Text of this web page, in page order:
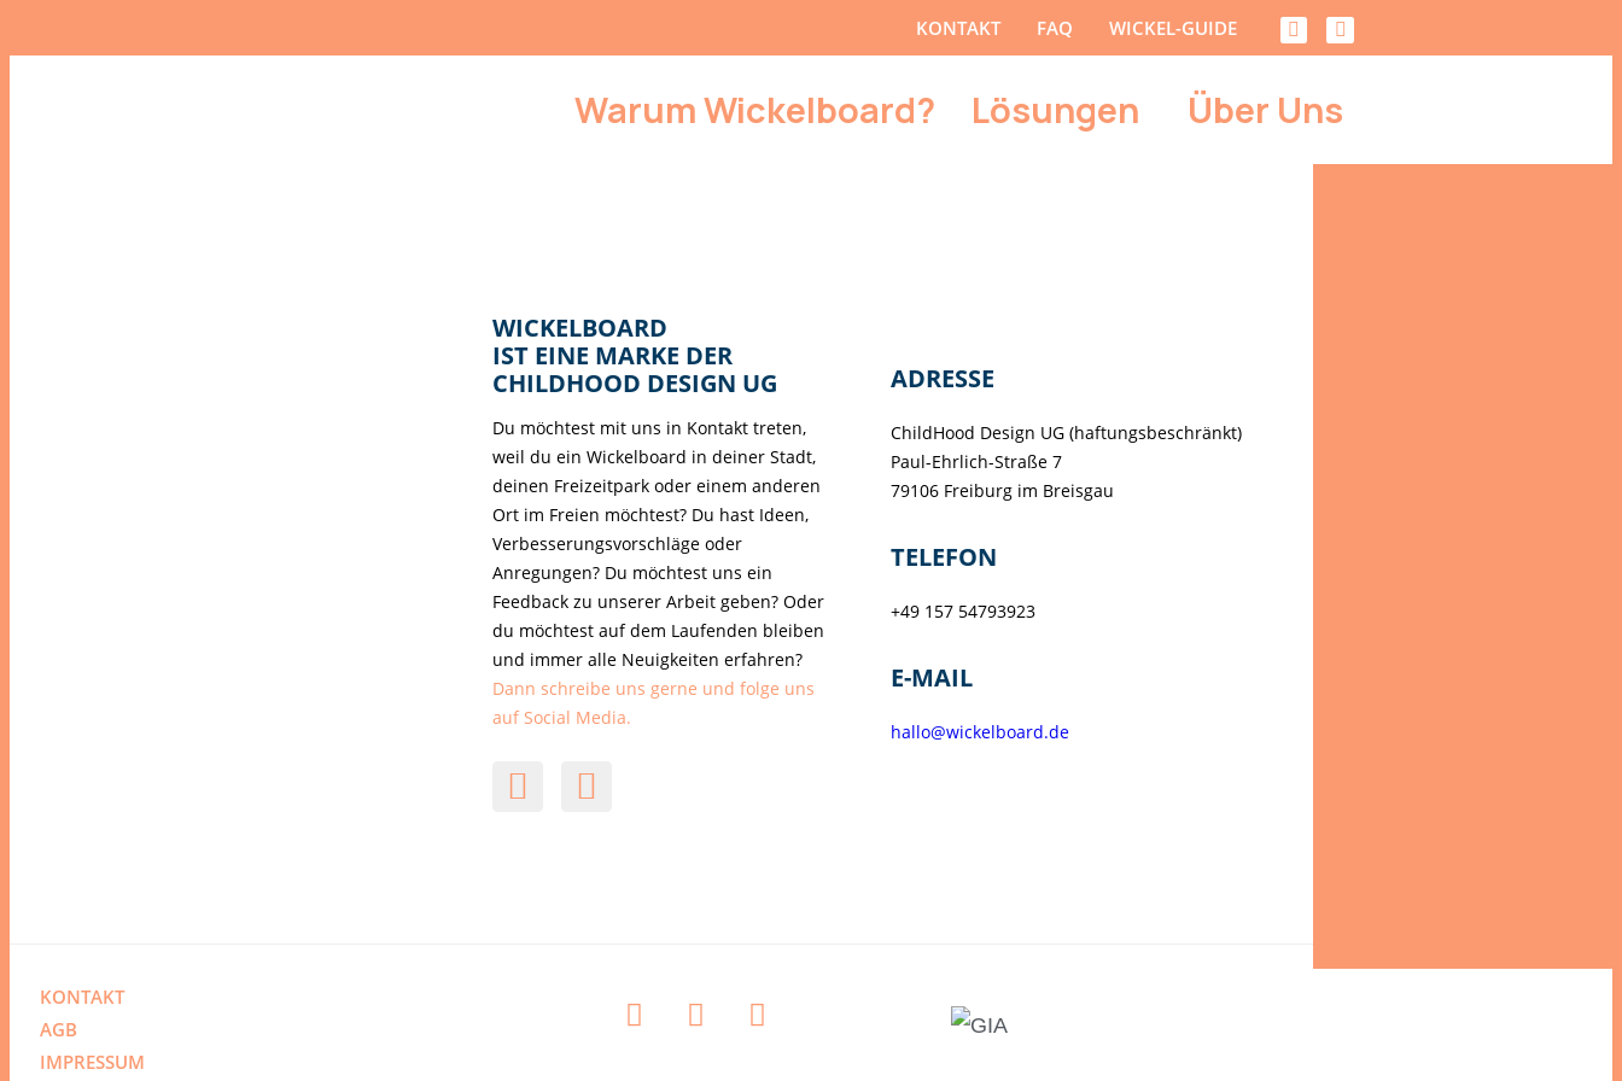
KONTAKT FAQ WICKEL-GUIDE
Warum Wickelboard? Lösungen Über Uns
WICKELBOARD
IST EINE MARKE DER
CHILDHOOD DESIGN UG
Du möchtest mit uns in Kontakt treten,
weil du ein Wickelboard in deiner Stadt,
deinen Freizeitpark oder einem anderen
Ort im Freien möchtest? Du hast Ideen,
Verbesserungsvorschläge oder
Anregungen? Du möchtest uns ein
Feedback zu unserer Arbeit geben? Oder
du möchtest auf dem Laufenden bleiben
und immer alle Neuigkeiten erfahren?
Dann schreibe uns gerne und folge uns
auf Social Media.
ADRESSE
ChildHood Design UG (haftungsbeschränkt)
Paul-Ehrlich-Straße 7
79106 Freiburg im Breisgau
TELEFON
+49 157 54793923
E-MAIL
hallo@wickelboard.de
KONTAKT
AGB
IMPRESSUM